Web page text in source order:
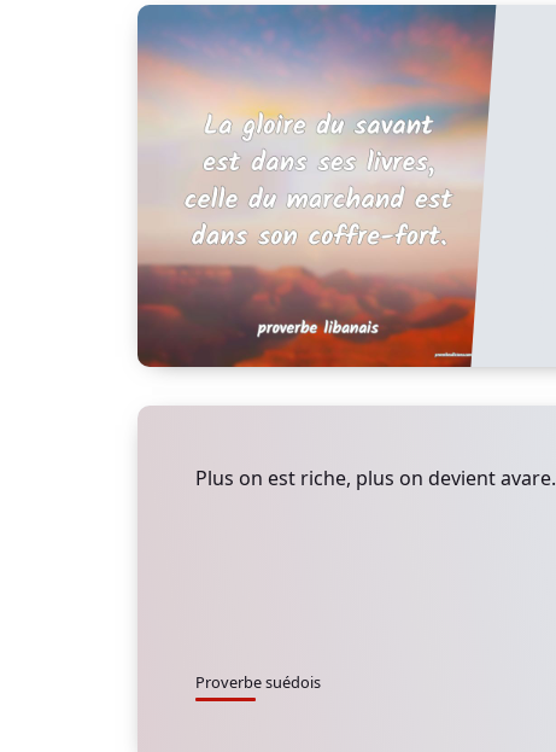
Plus on est riche, plus on devient avare.
Proverbe suédois